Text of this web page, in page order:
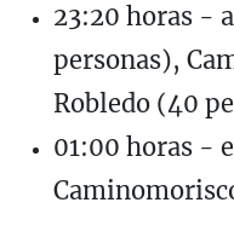
23:20 horas -
personas),
Robledo (40
01:00 horas -